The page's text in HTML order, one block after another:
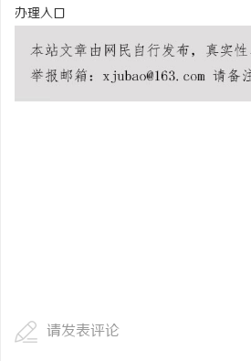
办理入口
请发表评论